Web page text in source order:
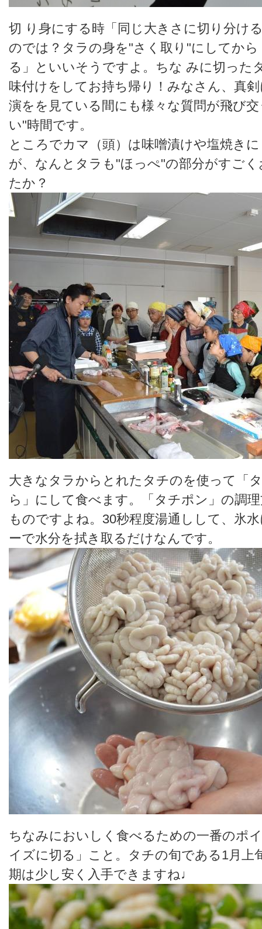
切 り身にする時「同じ大きさに切り分け
のでは？タラの身を"さく取り"にしてか
る」といいそうですよ。ちな みに切った
味付けをしてお持ち帰り！みなさん、真
演をを見ている間にも様々な質問が飛び
い"時間です。
ところでカマ（頭）は味噌漬けや塩焼き
が、なんとタラも"ほっぺ"の部分がすご
たか？
大きなタラからとれたタチのを使って「
ら」にして食べます。「タチポン」の調
ものですよね。30秒程度湯通しして、氷
ーで水分を拭き取るだけなんです。
ちなみにおいしく食べるための一番のポ
イズに切る」こと。タチの旬である1月上
期は少し安く入手できますね♩